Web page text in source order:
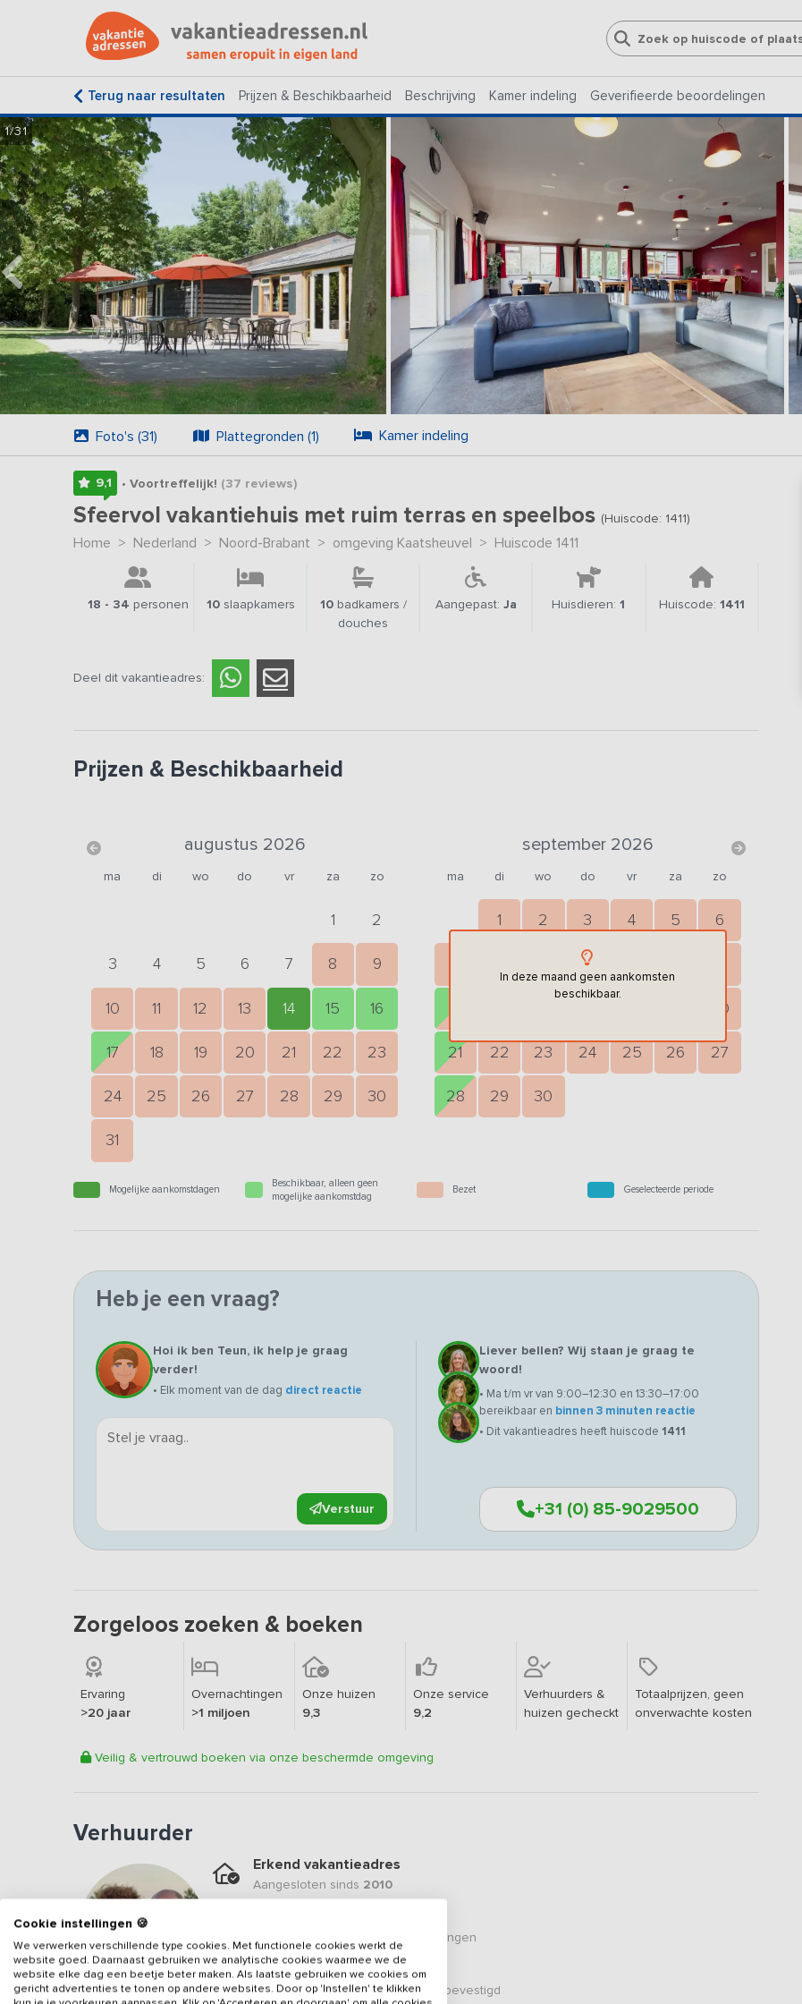
Terug naar resultaten Prijzen & Beschikbaarheid Beschrijving Kamer indeling Geverifieerde beoordelingen
1/31
Foto's (31) Plattegronden (1) Kamer indeling
9,1 • Voortreffelijk! (37 reviews)
Sfeervol vakantiehuis met ruim terras en speelbos (Huiscode: 1411)
Home > Nederland > Noord-Brabant > omgeving Kaatsheuvel > Huiscode 1411
18 - 34 personen 10slaapkamers 10badkamers /
douches
Aangepast: Ja Huisdieren:1 Huiscode: 1411
Deel dit vakantieadres:
Prijzen & Beschikbaarheid
augustus 2026
ma di wo do vr za zo
1 2
3 4 5 6 7 8 9
10 11 12 13 14 15 16
17 18 19 20 21 22 23
24 25 26 27 28 29 30
31
september 2026
ma di wo do vr za zo
1 2 3 4 5 6
10
20
21 22 23 24 25 26 27
28 29 30
In deze maand geen aankomsten
beschikbaar.
Mogelijke aankomstdagen
Beschikbaar, alleen geen
mogelijke aankomstdag
Bezet Geselecteerde periode
Heb je een vraag?
Hoi ik ben Teun, ik help je graag
verder!
• Elk moment van de dag direct reactie
Verstuur
Liever bellen? Wij staan je graag te
woord!
• Ma t/m vr van 9:00–12:30 en 13:30–17:00
bereikbaar en binnen 3 minuten reactie
• Dit vakantieadres heeft huiscode 1411
+31 (0) 85-9029500
Zorgeloos zoeken & boeken
Ervaring
>20 jaar
Overnachtingen
>1 miljoen
Onze huizen
9,3
Onze service
9,2
Verhuurders &
huizen gecheckt
Totaalprijzen, geen
onverwachte kosten
Veilig & vertrouwd boeken via onze beschermde omgeving
Verhuurder
Erkend vakantieadres
Aangesloten sinds 2010
beoordelingen
Veilig & vertrouwd
Gegevens van de verhuurder zijn bevestigd
Cookie instellingen 🍪
We verwerken verschillende type cookies. Met functionele cookies werkt de
website goed. Daarnaast gebruiken we analytische cookies waarmee we de
website elke dag een beetje beter maken. Als laatste gebruiken we cookies om
gericht advertenties te tonen op andere websites. Door op 'Instellen' te klikken